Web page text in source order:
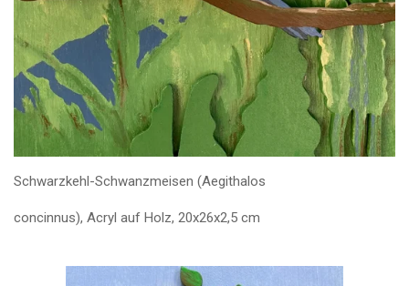
Schwarzkehl-Schwanzmeisen (Aegithalos
concinnus), Acryl auf Holz, 20x26x2,5 cm